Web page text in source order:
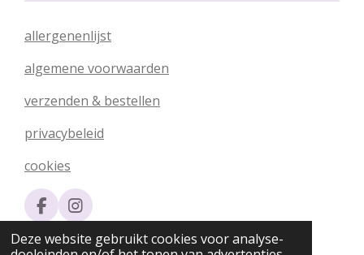
Deze website gebruikt cookies voor analyse-
allergenenlijst
algemene voorwaarden
verzenden & bestellen
privacybeleid
cookies
F
a
c
I
n
s
© 2020 - 2026 Silvia's Chocolade